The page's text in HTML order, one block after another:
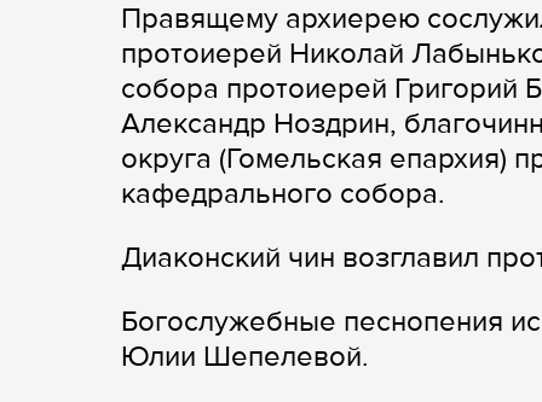
Правящему архиерею
протоиерей Николай
собора протоиерей Григорий
Александр Ноздрин,
округа (Гомельская епархия)
кафедрального собора.
Диаконский чин возглавил
Богослужебные песнопения
Юлии Шепелевой.